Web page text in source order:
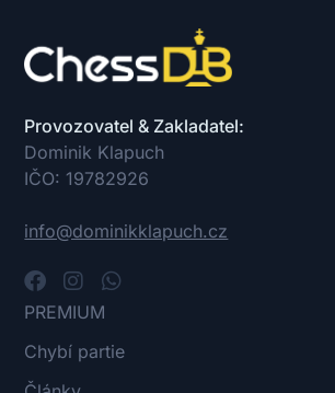
Provozovatel & Zakladatel:
Dominik Klapuch
IČO: 19782926
info@dominikklapuch.cz
PREMIUM
Chybí partie